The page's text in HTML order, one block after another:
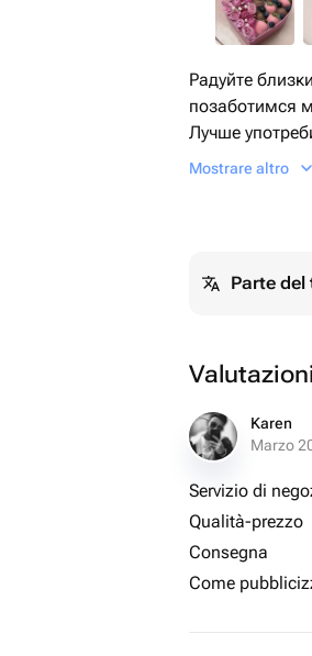
Радуйте
позаботимся
Лучше
клубнику и
Mostrare altro
Parte
Karen
Marzo
Servizio di
Qualità-prezzo
Consegna
Come